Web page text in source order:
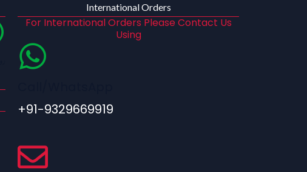
International Orders
For International Orders Please Contact Us
Using
+91-9329669919